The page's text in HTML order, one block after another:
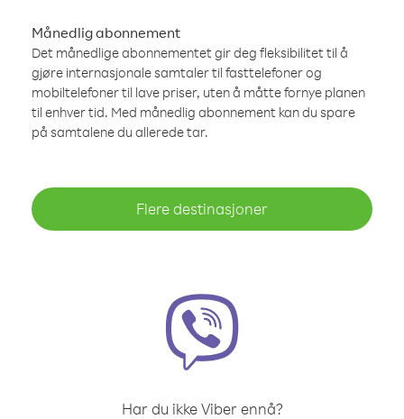
Månedlig abonnement
Det månedlige abonnementet gir deg fleksibilitet til å
gjøre internasjonale samtaler til fasttelefoner og
mobiltelefoner til lave priser, uten å måtte fornye planen
til enhver tid. Med månedlig abonnement kan du spare
på samtalene du allerede tar.
Flere destinasjoner
Har du ikke Viber ennå?